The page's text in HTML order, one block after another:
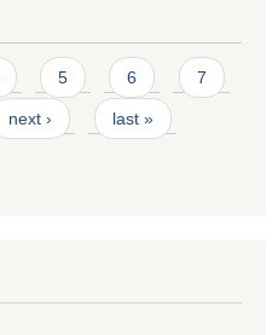
5 6 7
next › last »